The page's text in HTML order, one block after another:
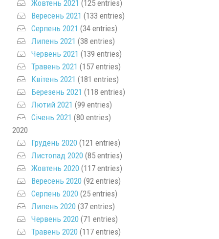
Жовтень 2021 (125 entries)
Вересень 2021 (133 entries)
Серпень 2021 (34 entries)
Липень 2021 (38 entries)
Червень 2021 (139 entries)
Травень 2021 (157 entries)
Квітень 2021 (181 entries)
Березень 2021 (118 entries)
Лютий 2021 (99 entries)
Січень 2021 (80 entries)
2020
Грудень 2020 (121 entries)
Листопад 2020 (85 entries)
Жовтень 2020 (117 entries)
Вересень 2020 (92 entries)
Серпень 2020 (25 entries)
Липень 2020 (37 entries)
Червень 2020 (71 entries)
Травень 2020 (117 entries)